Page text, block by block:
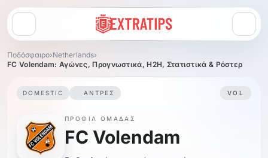
Άνοιγμα μενού
Ποδόσφαιρο›Netherlands›
FC Volendam: Αγώνες, Προγνωστικά, H2H, Στατιστικά & Ρόστερ
DOMESTIC ΆΝΤΡΕΣ VOL
ΠΡΟΦΊΛ ΟΜΆΔΑΣ
FC Volendam